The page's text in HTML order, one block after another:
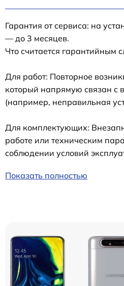
Гарантия от сервиса: на
— до 3 месяцев.
Что считается гарантийным
Для работ: Повторное
который напрямую связан с
(например, неправильная
Для комплектующих:
работе или техническим
соблюдении условий
Показать полностью